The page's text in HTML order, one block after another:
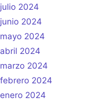
julio 2024
junio 2024
mayo 2024
abril 2024
marzo 2024
febrero 2024
enero 2024